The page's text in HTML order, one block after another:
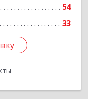
54
33
Подробнее